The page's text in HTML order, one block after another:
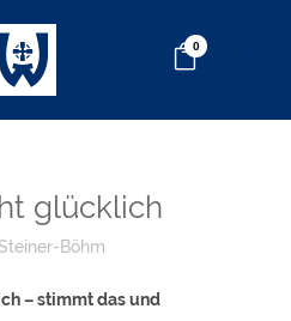
0
glücklich
Böhm
– stimmt das und